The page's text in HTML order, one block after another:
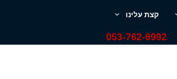
קצת עלינו
053-762-6992